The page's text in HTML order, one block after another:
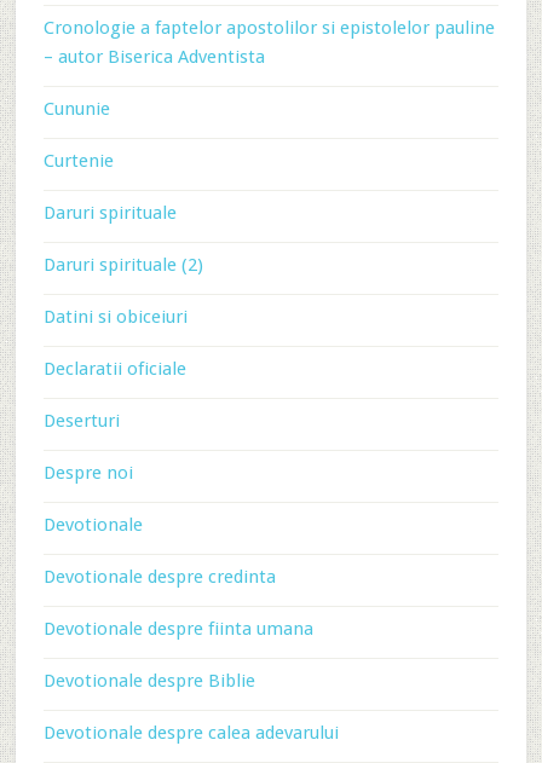
Cronologie a faptelor apostolilor si epistolelor pauline
– autor Biserica Adventista
Cununie
Curtenie
Daruri spirituale
Daruri spirituale (2)
Datini si obiceiuri
Declaratii oficiale
Deserturi
Despre noi
Devotionale
Devotionale despre credinta
Devotionale despre fiinta umana
Devotionale despre Biblie
Devotionale despre calea adevarului